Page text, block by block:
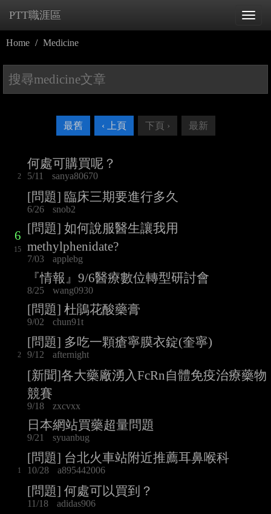
PTT職涯區
Home Medicine
最舊 ‹ 上頁 下頁 › 最新
2
何處可購買呢？
5/11 sanya80670
[問題] 臨床三期要進行多久
6/26 snob2
6
15
[問題] 如何說服醫生讓我用
methylphenidate?
7/03 applebg
『情報』9/6醫療數位轉型研討會
8/25 wang0930
[問題] 杜鵑花酸藥膏
9/02 chun91t
2
[問題] 多吃一顆瘡寧膜衣錠(奎寧)
9/12 afternight
[新聞]各大藥廠湧入FcRn自體免疫治療藥物
競賽
9/18 zxcvxx
日本網站買藥超量問題
9/21 syuanbug
1
[問題] 台北火車站附近推薦耳鼻喉科
10/28 a895442006
[問題] 何處可以買到？
11/18 adidas906